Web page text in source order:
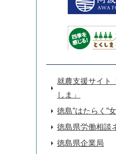
就農支援サイト
しま」
徳島”はたらく”
徳島県労働相談
徳島県企業局